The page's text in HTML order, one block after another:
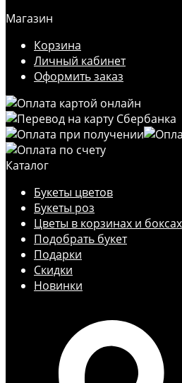
Магазин
Корзина
Личный кабинет
Оформить заказ
Каталог
Букеты цветов
Букеты роз
Цветы в корзинах и боксах
Подобрать букет
Подарки
Скидки
Новинки